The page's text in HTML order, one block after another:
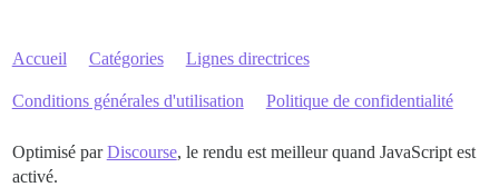
Accueil Catégories Lignes directrices
Conditions générales d'utilisation Politique de confidentialité
Optimisé parDiscourse, le rendu est meilleur quand JavaScript est
activé.